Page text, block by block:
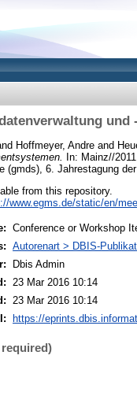
Hoffmeyer, Andre and
In: Mainz//
(gmds), 6. Jahrestagung
from this repository.
www.egms.de/static/en/
Conference or Workshop
Autorenart > DBIS-
Dbis Admin
23 Mar 2016 10:14
23 Mar 2016 10:14
https://